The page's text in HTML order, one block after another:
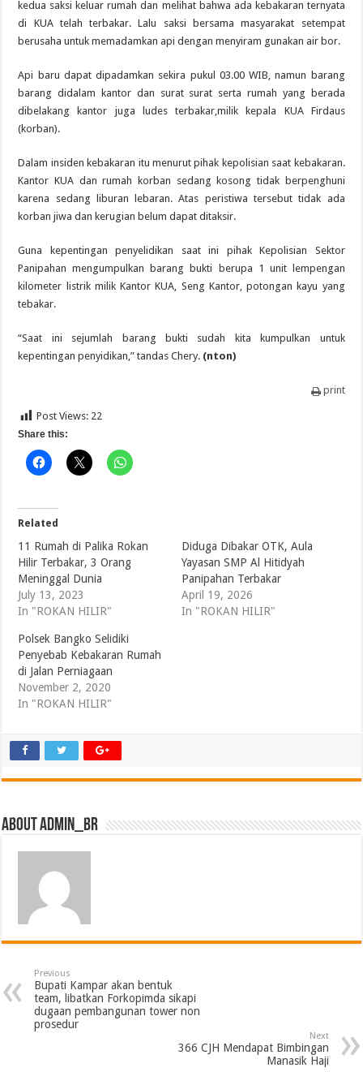
kedua saksi keluar rumah dan melihat bahwa ada kebakaran ternyata
di KUA telah terbakar. Lalu saksi bersama masyarakat setempat
berusaha untuk memadamkan api dengan menyiram gunakan air bor.
Api baru dapat dipadamkan sekira pukul 03.00 WIB, namun barang
barang didalam kantor dan surat surat serta rumah yang berada
dibelakang kantor juga ludes terbakar,milik kepala KUA Firdaus
(korban).
Dalam insiden kebakaran itu menurut pihak kepolisian saat kebakaran.
Kantor KUA dan rumah korban sedang kosong tidak berpenghuni
karena sedang liburan lebaran. Atas peristiwa tersebut tidak ada
korban jiwa dan kerugian belum dapat ditaksir.
Guna kepentingan penyelidikan saat ini pihak Kepolisian Sektor
Panipahan mengumpulkan barang bukti berupa 1 unit lempengan
kilometer listrik milik Kantor KUA, Seng Kantor, potongan kayu yang
tebakar.
“Saat ini sejumlah barang bukti sudah kita kumpulkan untuk
kepentingan penyidikan,” tandas Chery. (nton)
print
Post Views: 22
Share this:
Related
11 Rumah di Palika Rokan
Hilir Terbakar, 3 Orang
Meninggal Dunia
July 13, 2023
In "ROKAN HILIR"
Diduga Dibakar OTK, Aula
Yayasan SMP Al Hitidyah
Panipahan Terbakar
April 19, 2026
In "ROKAN HILIR"
Polsek Bangko Selidiki
Penyebab Kebakaran Rumah
di Jalan Perniagaan
November 2, 2020
In "ROKAN HILIR"
About admin_br
Previous
Bupati Kampar akan bentuk
team, libatkan Forkopimda sikapi
dugaan pembangunan tower non
prosedur
Next
366 CJH Mendapat Bimbingan
Manasik Haji